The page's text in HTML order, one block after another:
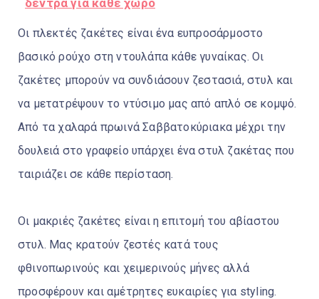
Οι πλεκτές ζακέτες είναι ένα ευπροσάρμοστο
βασικό ρούχο στη ντουλάπα κάθε γυναίκας. Οι
ζακέτες μπορούν να συνδιάσουν ζεστασιά, στυλ και
να μετατρέψουν το ντύσιμο μας από απλό σε κομψό.
Από τα χαλαρά πρωινά Σαββατοκύριακα μέχρι την
δουλειά στο γραφείο υπάρχει ένα στυλ ζακέτας που
ταιριάζει σε κάθε περίσταση.
Οι μακριές ζακέτες είναι η επιτομή του αβίαστου
στυλ. Μας κρατούν ζεστές κατά τους
φθινοπωρινούς και χειμερινούς μήνες αλλά
προσφέρουν και αμέτρητες ευκαιρίες για styling.